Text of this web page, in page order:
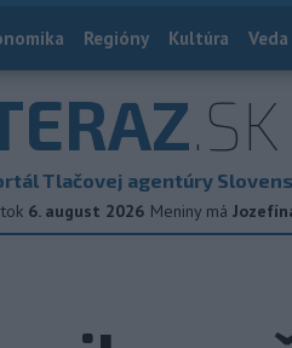
Regióny Kultúra Veda
.SK
Tlačovej agentúry
6. august 2026 Meniny má